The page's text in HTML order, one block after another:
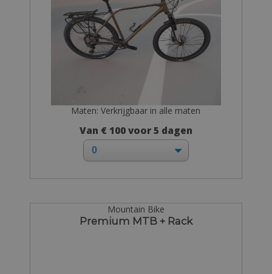
Maten: Verkrijgbaar in alle maten
Van € 100 voor 5 dagen
Mountain Bike
Premium MTB + Rack